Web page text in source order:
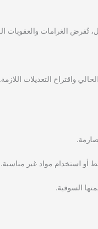
تُفرض الغرامات والعقوبات
واقتراح التعديلات اللازمة.
أو استخدام مواد غير مناسبة.
السوقية.